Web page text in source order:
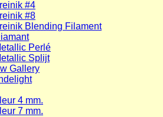
#4
#8
Blending Filament
Perlé
Splijt
Gallery
4 mm.
7 mm.